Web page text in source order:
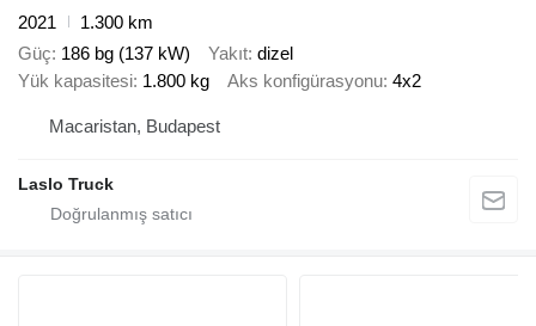
2021
1.300 km
Güç 186 bg (137 kW) Yakıt dizel
Yük kapasitesi 1.800 kg Aks konfigürasyonu 4x2
Macaristan, Budapest
Laslo Truck